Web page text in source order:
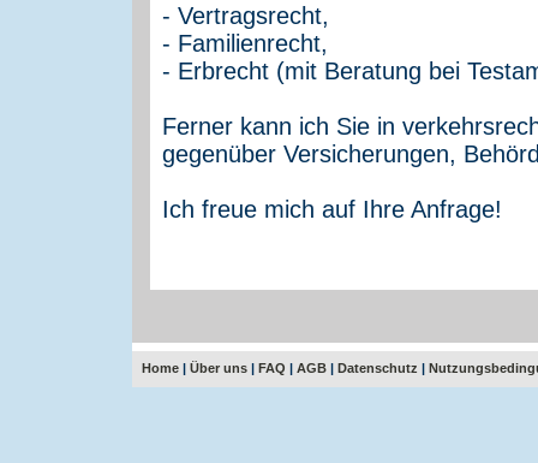
- Vertragsrecht,
- Familienrecht,
- Erbrecht (mit Beratung bei
Ferner kann ich Sie in
gegenüber Versicherungen,
Ich freue mich auf Ihre Anfrage!
Home | Über uns | FAQ | AGB | Datenschutz |